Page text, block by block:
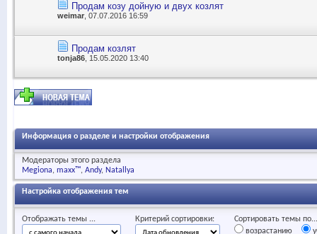
Продам козу дойную и двух козлят
weimar, 07.07.2016 16:59
Продам козлят
tonja86 , 15.05.2020 13:40
Информация о разделе и настройки отображения
Модераторы этого раздела
Megiona maxx™ Andy Natallya
Настройка отображения тем
Отображать темы ... Критерий сортировки:
Сортировать темы по...
возрастанию